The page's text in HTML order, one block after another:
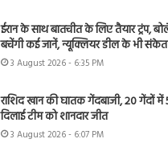
ईरान के साथ बातचीत के लिए तैयार ट्रंप,
बचेंगी कई जानें, न्यूक्लियर डील के भी संकेत
3 August 2026 - 6:35 PM
राशिद खान की घातक गेंदबाजी, 20 गेंदों
दिलाई टीम को शानदार जीत
3 August 2026 - 6:07 PM